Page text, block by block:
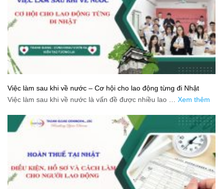
Việc làm sau khi về nước – Cơ hội cho lao động từng đi Nhật
Việc làm sau khi về nước là vấn đề được nhiều lao … Xem thêm